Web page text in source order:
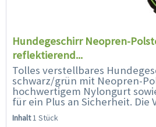
Hundegeschirr Neopren-
reflektierend...
Tolles verstellbares
schwarz/grün mit Neopren-
hochwertigem Nylongurt
für ein Plus an Sicherheit. Die
Hundegeschirr Neopren auf
Inhalt1 Stück